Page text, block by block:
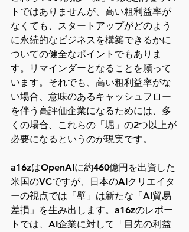
トではありませんが、高い粗利益率が
なくても、スタートアップがどのよう
に永続的なビジネスを構築できるかに
ついての健全なポイントでもありま
す。リマインダーとなることを願って
います。それでも、高い粗利益率がな
い場合、意味のあるキャッシュフロー
を伴う高評価企業になるためには、多
くの場合、これらの「堀」の2つ以上が
必要になるというのが現実です。
a16zはOpenAIに約460億円を出資した
米国のVCですが、日本のAIクリエイタ
ーの視点では「壁」は新たな「AI貿易
差損」を生み出します。a16zのレポー
トでは、AI企業に対して「目先の利益